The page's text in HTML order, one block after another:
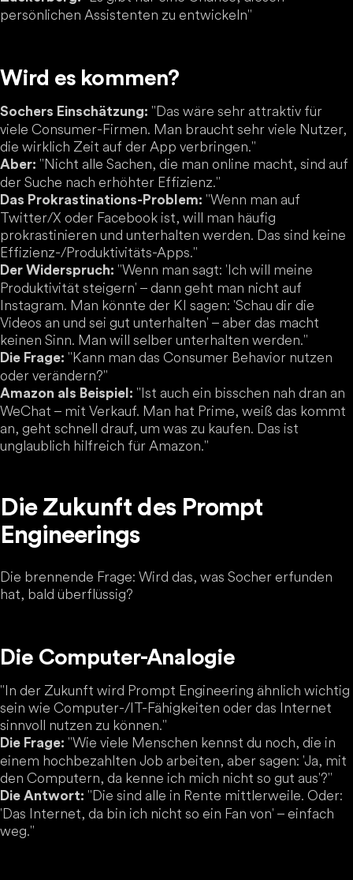
persönlichen Assistenten zu entwickeln"
Wird es kommen?
Sochers Einschätzung: "Das wäre sehr attraktiv für
viele Consumer-Firmen. Man braucht sehr viele Nutzer,
die wirklich Zeit auf der App verbringen."
Aber: "Nicht alle Sachen, die man online macht, sind auf
der Suche nach erhöhter Effizienz."
Das Prokrastinations-Problem: "Wenn man auf
Twitter/X oder Facebook ist, will man häufig
prokrastinieren und unterhalten werden. Das sind keine
Effizienz-/Produktivitäts-Apps."
Der Widerspruch: "Wenn man sagt: 'Ich will meine
Produktivität steigern' – dann geht man nicht auf
Instagram. Man könnte der KI sagen: 'Schau dir die
Videos an und sei gut unterhalten' – aber das macht
keinen Sinn. Man will selber unterhalten werden."
Die Frage: "Kann man das Consumer Behavior nutzen
oder verändern?"
Amazon als Beispiel: "Ist auch ein bisschen nah dran an
WeChat – mit Verkauf. Man hat Prime, weiß das kommt
an, geht schnell drauf, um was zu kaufen. Das ist
unglaublich hilfreich für Amazon."
Die Zukunft des Prompt
Engineerings
Die brennende Frage: Wird das, was Socher erfunden
hat, bald überflüssig?
Die Computer-Analogie
"In der Zukunft wird Prompt Engineering ähnlich wichtig
sein wie Computer-/IT-Fähigkeiten oder das Internet
sinnvoll nutzen zu können."
Die Frage: "Wie viele Menschen kennst du noch, die in
einem hochbezahlten Job arbeiten, aber sagen: 'Ja, mit
den Computern, da kenne ich mich nicht so gut aus'?"
Die Antwort: "Die sind alle in Rente mittlerweile. Oder:
'Das Internet, da bin ich nicht so ein Fan von' – einfach
weg."